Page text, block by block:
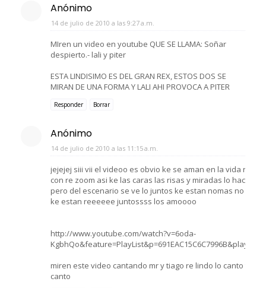
Anónimo
14 de julio de 2010 a las 9:27 a.m.
MIren un video en youtube QUE SE LLAMA: Soñar
despierto.- lali y piter
ESTA LINDISIMO ES DEL GRAN REX, ESTOS DOS SE
MIRAN DE UNA FORMA Y LALI AHI PROVOCA A PITER
Responder Borrar
Anónimo
14 de julio de 2010 a las 11:15 a.m.
jejejej siii vii el videoo es obvio ke se aman en la vida real
con re zoom asi ke las caras las risas y miradas lo hacen
pero del escenario se ve lo juntos ke estan nomas no las
ke estan reeeeee juntossss los amoooo
http://www.youtube.com/watch?v=6oda-
miren este video cantando mr y tiago re lindo lo canto
canto